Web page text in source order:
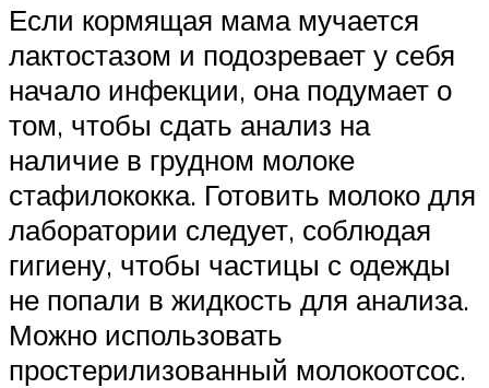
Если кормящая мама мучается
лактостазом и подозревает у себя
начало инфекции, она подумает о
том, чтобы сдать анализ на
наличие в грудном молоке
стафилококка. Готовить молоко для
лаборатории следует, соблюдая
гигиену, чтобы частицы с одежды
не попали в жидкость для анализа.
Можно использовать
простерилизованный молокоотсос.